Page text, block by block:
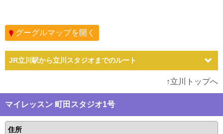
グーグルマップを開く
JR立川駅から立川スタジオまでのルート
↑立川トップへ
マイレッスン 町田スタジオ1号
住所